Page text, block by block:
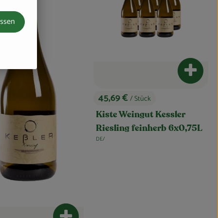
hinzufügen
, Preis:
45,69 €/ Stück
Kiste Weingut Kessler
Riesling feinherb 6x0,75L
, Herkunft:
DE/
Produkt